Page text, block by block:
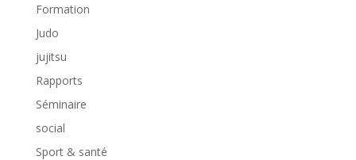
Formation
Judo
jujitsu
Rapports
Séminaire
social
Sport & santé